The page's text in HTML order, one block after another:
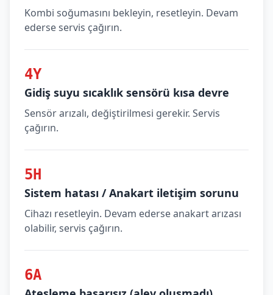
Kombi soğumasını bekleyin, resetleyin. Devam
ederse servis çağırın.
4Y
Gidiş suyu sıcaklık sensörü kısa devre
Sensör arızalı, değiştirilmesi gerekir. Servis
çağırın.
5H
Sistem hatası / Anakart iletişim sorunu
Cihazı resetleyin. Devam ederse anakart arızası
olabilir, servis çağırın.
6A